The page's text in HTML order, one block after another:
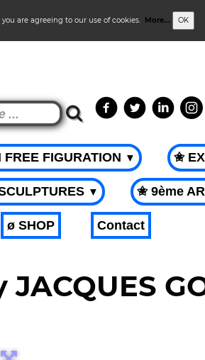
are agreeing to our use of cookies. More... OK
FREE FIGURATION ▼ ✬
▼ ✬ 9ème
ø SHOP Contact